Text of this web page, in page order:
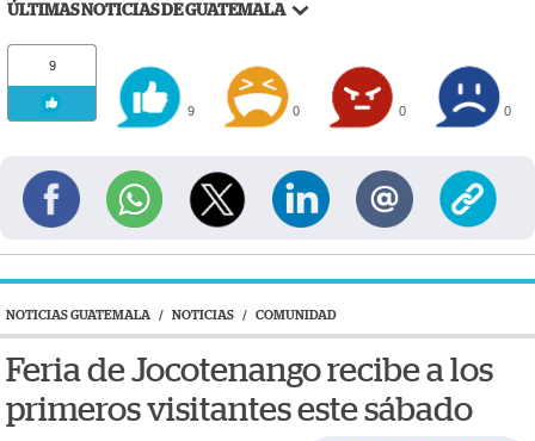
ÚLTIMAS NOTICIAS DE GUATEMALA
9
9 0 0 0
NOTICIAS GUATEMALA / NOTICIAS / COMUNIDAD
Feria de Jocotenango recibe a los
primeros visitantes este sábado